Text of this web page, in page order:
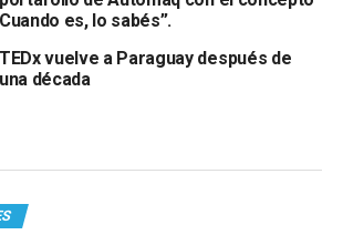
Cuando es, lo sabés”.
TEDx vuelve a Paraguay después de
una década